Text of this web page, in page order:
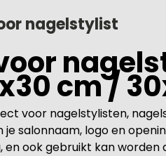
nagelstylist
cm /
voor nagelstylisten,
salonnaam, logo en
ook gebruikt kan